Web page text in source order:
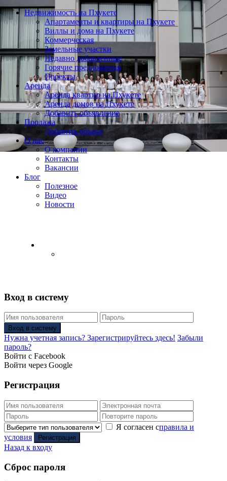
Недвижимость на Пхукете
Апартаменты и квартиры на Пхукете
Виллы и дома на Пхукете
Коммерческая
Земельные участки
Недавно добавленные
Горячие предложения
Проекты
Аренда
Аренда квартир на Пхукете
Аренда домов на Пхукете
Добавить объявление
Продажа
Добавить объект
О нас
О компании
Контакты
Вакансии
Блог
Полезное
Видео
Новости
Вход в систему
Вход в систему
Нужна учетная запись? Зарегистрируйтесь здесь! Забыли
пароль?
Войти с Facebook
Войти через Google
Регистрация
Я согласен справила и
условия
Регистрация
Назад к входу
Сброс пароля